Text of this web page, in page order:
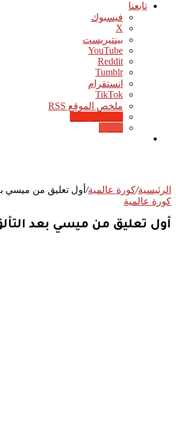
تابعنا
فيسبوك
‫X
بينتيريست
‫YouTube
انستقرام
‫TikTok
ملخص الموقع RSS
الرئيسية/كورة عالمية/ أول تعليق من ميسي
كورة عالمية
أول تعليق من ميسي بعد